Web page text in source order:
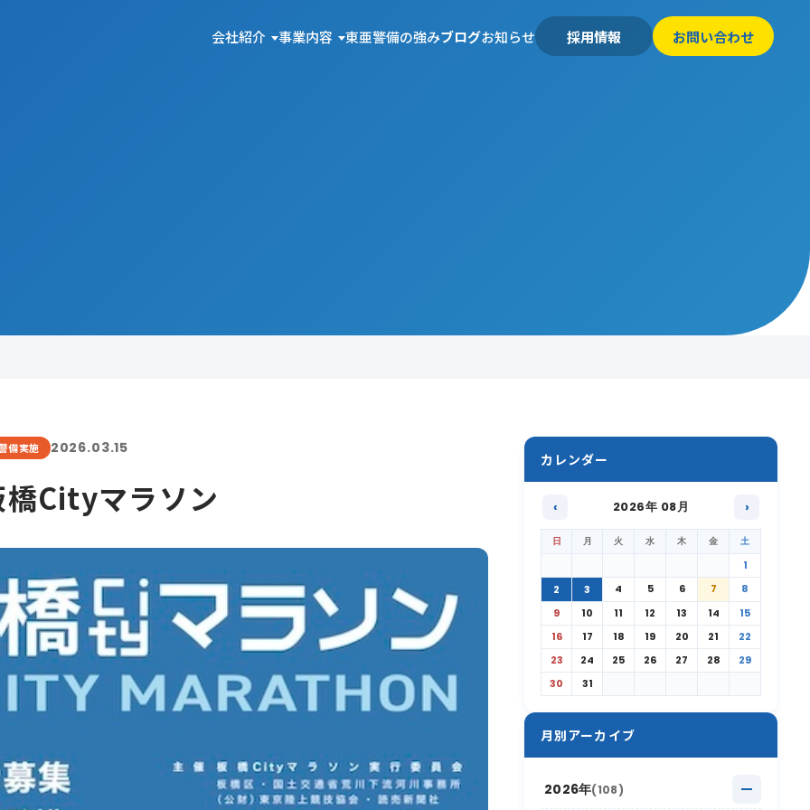
会社紹介 事業内容 東亜警備の強みブログお知らせ 採用情報 お問い合わせ
備実施 2026.03.15
Cityマラソン
カレンダー
‹ 2026年 08月 ›
日 月 火 水 木 金 土
1
2
3 4 5 6 7
8
9
10 11 12 13 14
15
16
17 18 19 20 21
22
23
24 25 26 27 28
29
30
31
月別アーカイブ
2026年(108)